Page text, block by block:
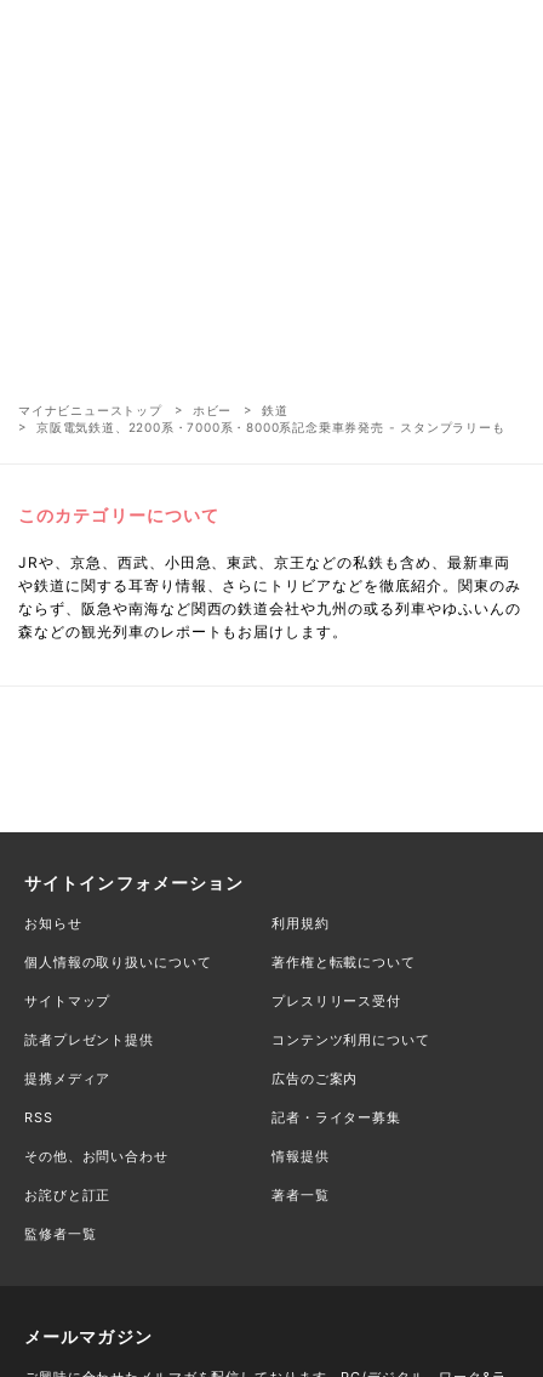
マイナビニューストップ ホビー
鉄道
京阪電気鉄道、2200系・7000系・8000系記念乗車券発売 - スタンプラリーも
このカテゴリーについて
JRや、京急、西武、小田急、東武、京王などの私鉄も含め、最新車両
や鉄道に関する耳寄り情報、さらにトリビアなどを徹底紹介。関東のみ
ならず、阪急や南海など関西の鉄道会社や九州の或る列車やゆふいんの
森などの観光列車のレポートもお届けします。
サイトインフォメーション
お知らせ 利用規約
個人情報の取り扱いについて 著作権と転載について
サイトマップ プレスリリース受付
読者プレゼント提供 コンテンツ利用について
提携メディア 広告のご案内
RSS 記者・ライター募集
その他、お問い合わせ 情報提供
お詫びと訂正 著者一覧
監修者一覧
メールマガジン